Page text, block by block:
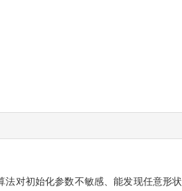
法对初始化参数不敏感、能发现任意形